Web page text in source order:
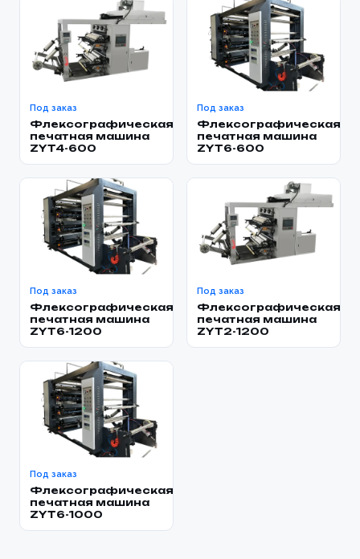
Под заказ
Флексографическая
печатная машина
ZYT4-600
Под заказ
Флексографическая
печатная машина
ZYT6-600
Под заказ
Флексографическая
печатная машина
ZYT6-1200
Под заказ
Флексографическая
печатная машина
ZYT2-1200
Под заказ
Флексографическая
печатная машина
ZYT6-1000